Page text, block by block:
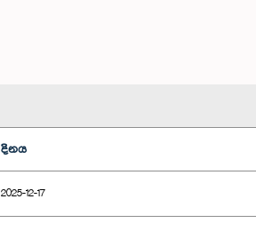
දිනය
2025-12-17